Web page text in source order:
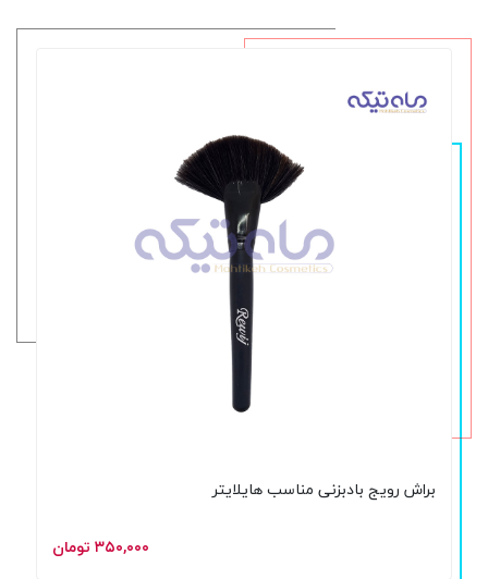
براش رویج بادبزنی مناسب هایلایتر
۳۵۰,۰۰۰ تومان